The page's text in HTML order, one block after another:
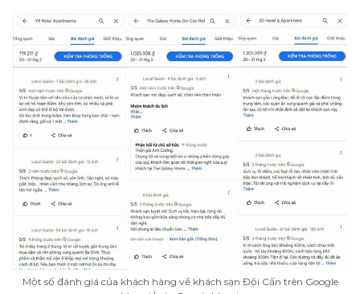
Một số đánh giá của khách hàng về khách sạn Đội Cấn trên Google